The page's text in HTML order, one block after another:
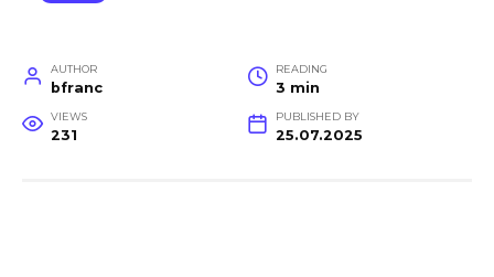
AUTHOR
bfranc
READING
3 min
VIEWS
231
PUBLISHED BY
25.07.2025